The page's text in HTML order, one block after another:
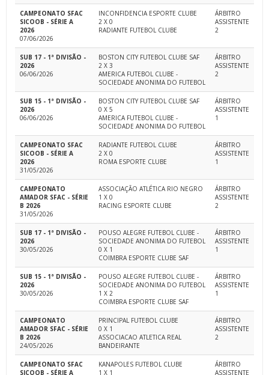
CAMPEONATO SFAC
SICOOB - SÉRIE A
2026
07/06/2026
INCONFIDENCIA ESPORTE CLUBE
2 X 0
RADIANTE FUTEBOL CLUBE
ÁRBITRO
ASSISTENTE
2
SUB 17 - 1ª DIVISÃO -
2026
06/06/2026
BOSTON CITY FUTEBOL CLUBE SAF
2 X 3
AMERICA FUTEBOL CLUBE -
SOCIEDADE ANONIMA DO FUTEBOL
ÁRBITRO
ASSISTENTE
2
SUB 15 - 1ª DIVISÃO -
2026
06/06/2026
BOSTON CITY FUTEBOL CLUBE SAF
0 X 5
AMERICA FUTEBOL CLUBE -
SOCIEDADE ANONIMA DO FUTEBOL
ÁRBITRO
ASSISTENTE
1
CAMPEONATO SFAC
SICOOB - SÉRIE A
2026
31/05/2026
RADIANTE FUTEBOL CLUBE
2 X 0
ROMA ESPORTE CLUBE
ÁRBITRO
ASSISTENTE
1
CAMPEONATO
AMADOR SFAC - SÉRIE
B 2026
31/05/2026
ASSOCIAÇÃO ATLÉTICA RIO NEGRO
1 X 0
RACING ESPORTE CLUBE
ÁRBITRO
ASSISTENTE
2
SUB 17 - 1ª DIVISÃO -
2026
30/05/2026
POUSO ALEGRE FUTEBOL CLUBE -
SOCIEDADE ANONIMA DO FUTEBOL
0 X 1
COIMBRA ESPORTE CLUBE SAF
ÁRBITRO
ASSISTENTE
1
SUB 15 - 1ª DIVISÃO -
2026
30/05/2026
POUSO ALEGRE FUTEBOL CLUBE -
SOCIEDADE ANONIMA DO FUTEBOL
1 X 2
COIMBRA ESPORTE CLUBE SAF
ÁRBITRO
ASSISTENTE
1
CAMPEONATO
AMADOR SFAC - SÉRIE
B 2026
24/05/2026
PRINCIPAL FUTEBOL CLUBE
0 X 1
ASSOCIACAO ATLETICA REAL
BANDEIRANTE
ÁRBITRO
ASSISTENTE
2
CAMPEONATO SFAC
SICOOB - SÉRIE A
KANAPOLES FUTEBOL CLUBE
1 X 1
ÁRBITRO
ASSISTENTE